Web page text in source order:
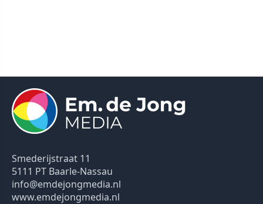
Smederijstraat 11
5111 PT Baarle-Nassau
info@emdejongmedia.nl
www.emdejongmedia.nl